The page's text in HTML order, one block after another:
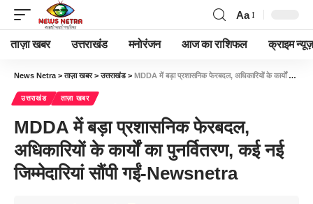
Aa
ताज़ा खबर उत्तराखंड मनोरंजन आज का राशिफल क्राइम न्यूज़
News Netra >ताज़ा खबर>उत्तराखंड> MDDA में बड़ा प्रशासनिक फेरबदल, अधिकारियों के कार्यों का पुनर्वितरण, कई नई जिम्मेदारियां सौंपी गईं-Newsnetra
उत्तराखंड ताज़ा खबर
MDDA में बड़ा प्रशासनिक फेरबदल,
अधिकारियों के कार्यों का पुनर्वितरण, कई नई
जिम्मेदारियां सौंपी गईं-Newsnetra